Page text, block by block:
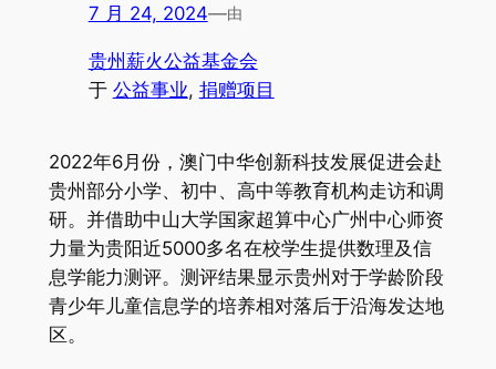
7 月 24, 2024—由
贵州薪火公益基金会
于 公益事业, 捐赠项目
2022年6月份，澳门中华创新科技发展促进会赴
贵州部分小学、初中、高中等教育机构走访和调
研。并借助中山大学国家超算中心广州中心师资
力量为贵阳近5000多名在校学生提供数理及信
息学能力测评。测评结果显示贵州对于学龄阶段
青少年儿童信息学的培养相对落后于沿海发达地
区。